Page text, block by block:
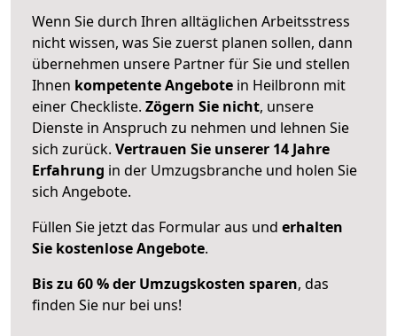
Wenn Sie durch Ihren alltäglichen Arbeitsstress
nicht wissen, was Sie zuerst planen sollen, dann
übernehmen unsere Partner für Sie und stellen
Ihnen kompetente Angebote in Heilbronn mit
einer Checkliste. Zögern Sie nicht, unsere
Dienste in Anspruch zu nehmen und lehnen Sie
sich zurück. Vertrauen Sie unserer 14 Jahre
Erfahrung in der Umzugsbranche und holen Sie
sich Angebote.
Füllen Sie jetzt das Formular aus und erhalten
Sie kostenlose Angebote.
Bis zu 60 % der Umzugskosten sparen, das
finden Sie nur bei uns!